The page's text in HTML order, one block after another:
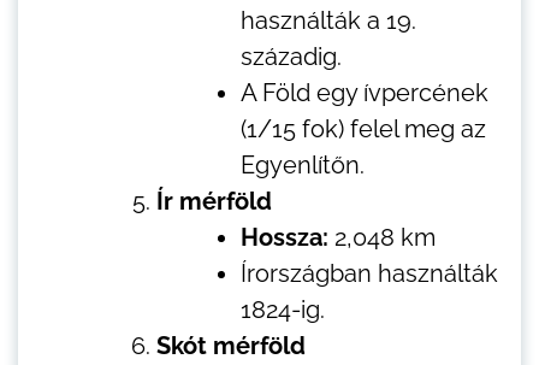
használták a 19.
századig.
A Föld egy ívpercének
(1/15 fok) felel meg az
Egyenlítőn.
Ír mérföld
Hossza: 2,048 km
Írországban használták
1824-ig.
Skót mérföld